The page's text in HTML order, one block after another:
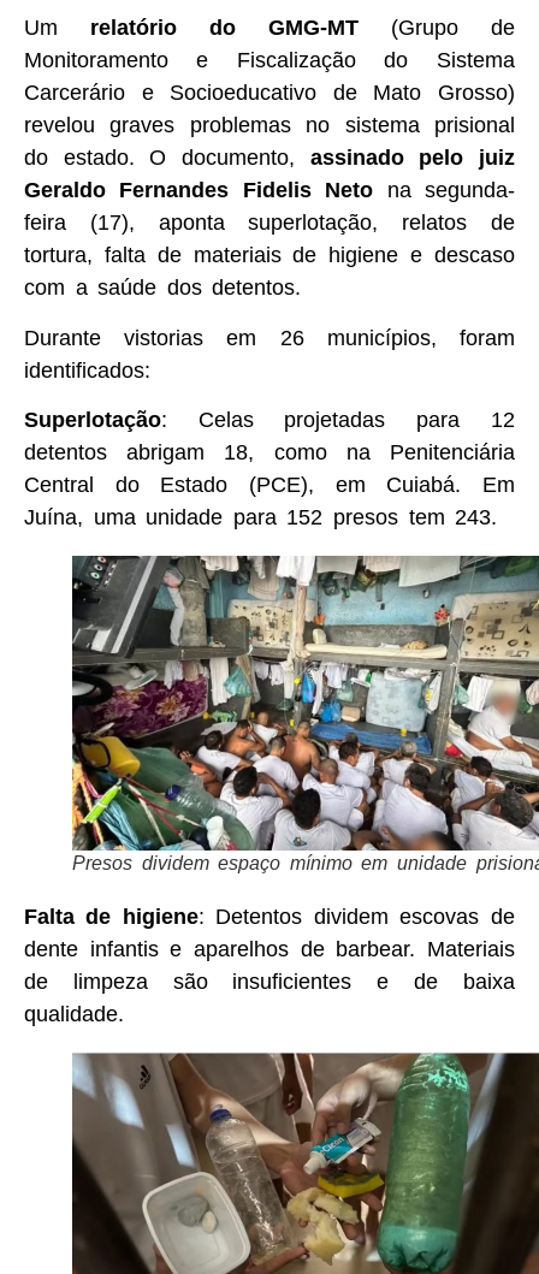
Um relatório do GMG-MT (Grupo de
Monitoramento e Fiscalização do Sistema
Carcerário e Socioeducativo de Mato Grosso)
revelou graves problemas no sistema prisional
do estado. O documento, assinado pelo juiz
Geraldo Fernandes Fidelis Neto na segunda-
feira (17), aponta superlotação, relatos de
tortura, falta de materiais de higiene e descaso
com a saúde dos detentos.
Durante vistorias em 26 municípios, foram
identificados:
Superlotação: Celas projetadas para 12
detentos abrigam 18, como na Penitenciária
Central do Estado (PCE), em Cuiabá. Em
Juína, uma unidade para 152 presos tem 243.
Presos dividem espaço mínimo em unidade
Falta de higiene: Detentos dividem escovas de
dente infantis e aparelhos de barbear. Materiais
de limpeza são insuficientes e de baixa
qualidade.